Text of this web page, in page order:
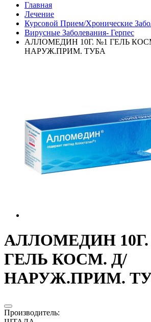
Главная
Лечение
Курсовой Прием/Хронические
Вирусные Заболевания- Герпес
АЛЛОМЕДИН 10Г. №1 ГЕЛЬ
НАРУЖ.ПРИМ. ТУБА
АЛЛОМЕДИН
ГЕЛЬ КОСМ. Д/
НАРУЖ.ПРИМ.
Производитель: